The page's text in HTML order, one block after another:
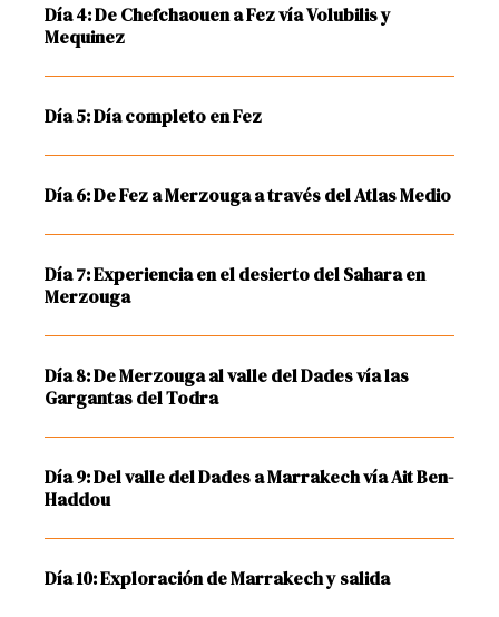
Día 4: De Chefchaouen a Fez vía Volubilis y
Mequinez
Día 5: Día completo en Fez
Día 6: De Fez a Merzouga a través del Atlas Medio
Día 7: Experiencia en el desierto del Sahara en
Merzouga
Día 8: De Merzouga al valle del Dades vía las
Gargantas del Todra
Día 9: Del valle del Dades a Marrakech vía Ait Ben-
Haddou
Día 10: Exploración de Marrakech y salida